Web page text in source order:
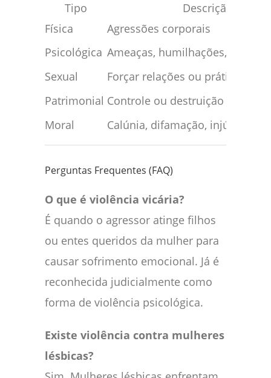
Tipo
Descrição
Física
Agressões corporais
Psicológica Ameaças, humilhações,
Sexual
Forçar relações ou práticas
Patrimonial Controle ou destruição de bens
Moral
Calúnia, difamação, injúria
Perguntas Frequentes (FAQ)
O que é violência vicária?
É quando o agressor atinge filhos
ou entes queridos da mulher para
causar sofrimento emocional. Já é
reconhecida judicialmente como
forma de violência psicológica.
Existe violência contra mulheres
lésbicas?